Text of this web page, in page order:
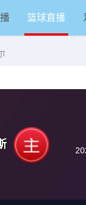
篮球直播